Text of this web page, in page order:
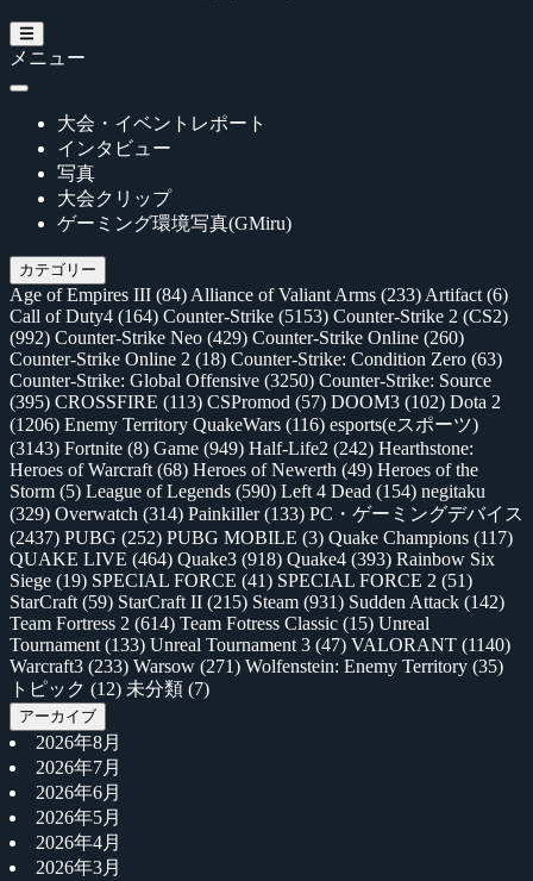
メニュー
大会・イベントレポート
インタビュー
写真
大会クリップ
ゲーミング環境写真(GMiru)
カテゴリー
Age of Empires III (84) Alliance of Valiant Arms (233) Artifact (6)
Call of Duty4 (164) Counter-Strike (5153) Counter-Strike 2 (CS2)
(992) Counter-Strike Neo (429) Counter-Strike Online (260)
Counter-Strike Online 2 (18) Counter-Strike: Condition Zero (63)
Counter-Strike: Global Offensive (3250) Counter-Strike: Source
(395) CROSSFIRE (113) CSPromod (57) DOOM3 (102) Dota 2
(1206) Enemy Territory QuakeWars (116) esports(eスポーツ)
(3143) Fortnite (8) Game (949) Half-Life2 (242) Hearthstone:
Heroes of Warcraft (68) Heroes of Newerth (49) Heroes of the
Storm (5) League of Legends (590) Left 4 Dead (154) negitaku
(329) Overwatch (314) Painkiller(133) PC・ゲーミングデバイス
(2437) PUBG (252) PUBG MOBILE (3) Quake Champions (117)
QUAKE LIVE (464) Quake3 (918) Quake4 (393) Rainbow Six
Siege (19) SPECIAL FORCE (41) SPECIAL FORCE 2 (51)
StarCraft (59) StarCraft II (215) Steam (931) Sudden Attack (142)
Team Fortress 2 (614) Team Fotress Classic (15) Unreal
Tournament (133) Unreal Tournament 3 (47) VALORANT (1140)
Warcraft3 (233) Warsow (271) Wolfenstein: Enemy Territory (35)
トピック (12) 未分類 (7)
アーカイブ
2026年8月
2026年7月
2026年6月
2026年5月
2026年4月
2026年3月